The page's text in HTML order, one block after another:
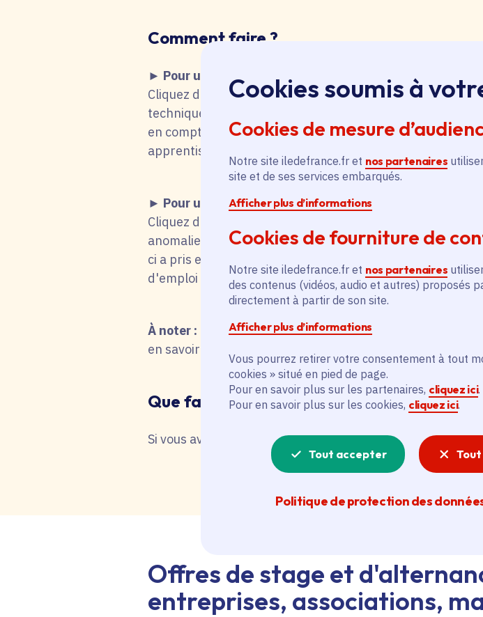
Cookies soumis à
Cookies de mesure
Notre site iledefrance.fr et nos partenaires
site et de ses services embarqués.
Afficher plus d’informations
Cookies de fourniture de
Notre site iledefrance.fr et nos partenaires
des contenus (vidéos, audio et autres) proposés
directement à partir de son site.
Afficher plus d’informations
Vous pourrez retirer votre consentement à tout
cookies » situé en pied de page.
Pour en savoir plus sur les partenaires, cliquez ici.
Pour en savoir plus sur les cookies, cliquez ici.
Tout accepter
Politique de protection des
Comment faire ?
► Pour une recherche d'emploi, apprentissage, stage
Cliquez dans le tableau ci-dessus sur le bouton « Liste
technique fait que vous remontez aussitôt en haut de
en compte votre choix. Vous pouvez alors faire une
apprentissage, stage), mot-clé, filière et département
► Pour une candidature spontanée
Cliquez dans le tableau ci-dessus sur le bouton «
anomalie technique fait que vous remontez aussitôt en
ci a pris en compte votre choix. Vous pouvez alors
d'emploi titulaire de la fonction publique ou non,
À noter :
pour une recherche d'emploi au siège de la
en savoir plus en interrogeant nos agents Ambassadeurs.
Que faire en cas de problème technique ?
Si vous avez besoin d'une assistance technique, écrivez-
Offres de stage et
entreprises, associations,